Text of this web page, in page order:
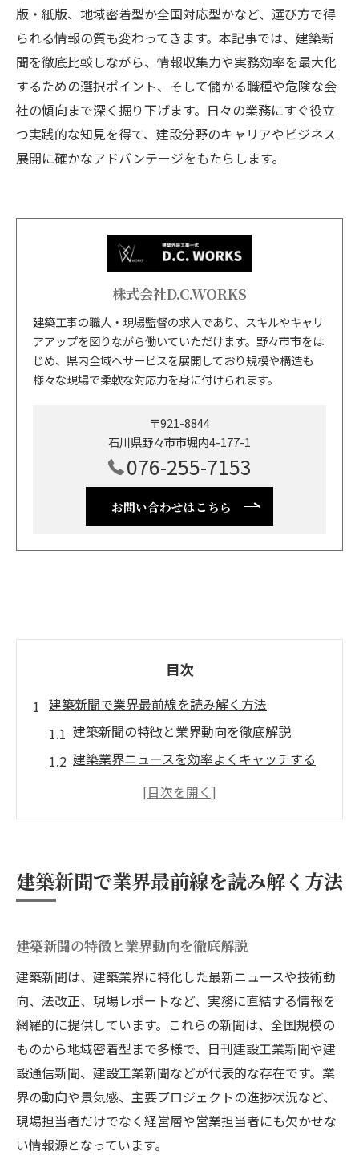
版・紙版、地域密着型か全国対応型かなど、選び方で得
られる情報の質も変わってきます。本記事では、建築新
聞を徹底比較しながら、情報収集力や実務効率を最大化
するための選択ポイント、そして儲かる職種や危険な会
社の傾向まで深く掘り下げます。日々の業務にすぐ役立
つ実践的な知見を得て、建設分野のキャリアやビジネス
展開に確かなアドバンテージをもたらします。
株式会社D.C.WORKS
建築工事の職人・現場監督の求人であり、スキルやキャリ
アアップを図りながら働いていただけます。野々市市をは
じめ、県内全域へサービスを展開しており規模や構造も
様々な現場で柔軟な対応力を身に付けられます。
〒921-8844
石川県野々市市堀内4-177-1
076-255-7153
お問い合わせはこちら
目次
建築新聞で業界最前線を読み解く方法
建築新聞の特徴と業界動向を徹底解説
建築業界ニュースを効率よくキャッチする
最新の建築ニュースをつかむ実践術
建築新聞電子版を活用した情報収集の極意
建築業界ニュース最近の傾向と注目点
建築新聞無料版をうまく使いこなす方法
建築新聞でキャリアアップに繋げる情報活
用
建築新聞を選ぶメリットと活用ポイント
建築新聞を読むメリットと選び方の基準
建築業界に強い新聞を選ぶポイント
建築新聞で業界最前線を読み解く方法
建築新聞の特徴と業界動向を徹底解説
建築新聞は、建築業界に特化した最新ニュースや技術動
向、法改正、現場レポートなど、実務に直結する情報を
網羅的に提供しています。これらの新聞は、全国規模の
ものから地域密着型まで多様で、日刊建設工業新聞や建
設通信新聞、建設工業新聞などが代表的な存在です。業
界の動向や景気感、主要プロジェクトの進捗状況など、
現場担当者だけでなく経営層や営業担当者にも欠かせな
い情報源となっています。